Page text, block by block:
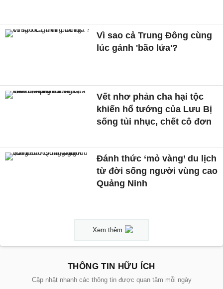
Vì sao cả Trung Đông cùng
lúc gánh 'bão lửa'?
Vết nhơ phản cha hại tộc
khiến hổ tướng của Lưu Bị
sống tủi nhục, chết cô đơn
Đánh thức ‘mỏ vàng’ du lịch
từ đời sống người vùng cao
Quảng Ninh
Xem thêm
THÔNG TIN HỮU ÍCH
Cập nhật nhanh các thông tin được quan tâm mỗi ngày